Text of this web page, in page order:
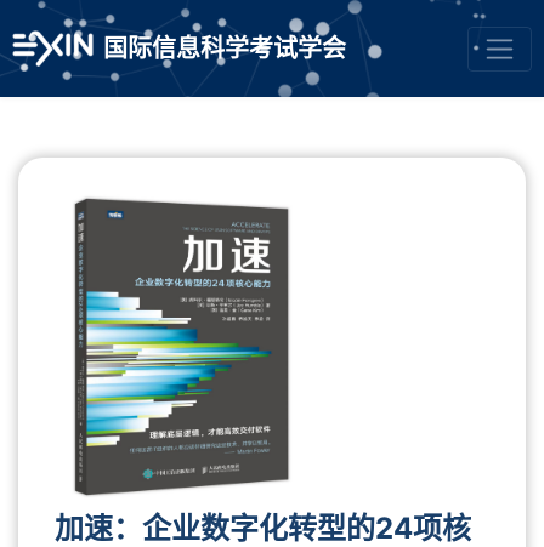
国际信息科学考试学会
加速：企业数字化转型的24项核